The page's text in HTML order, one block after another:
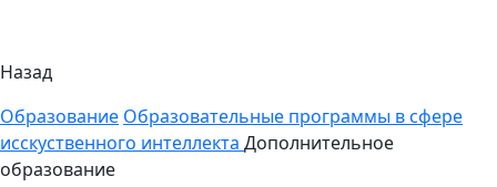
Назад
Образование Образовательные программы в сфере
исскуственного интеллекта Дополнительное
образование